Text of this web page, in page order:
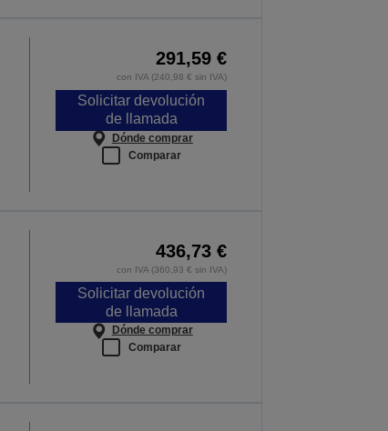
291,59 €
con IVA (240,98 € sin IVA)
Solicitar devolución
de llamada
Dónde comprar
Comparar
436,73 €
con IVA (360,93 € sin IVA)
Solicitar devolución
de llamada
Dónde comprar
Comparar